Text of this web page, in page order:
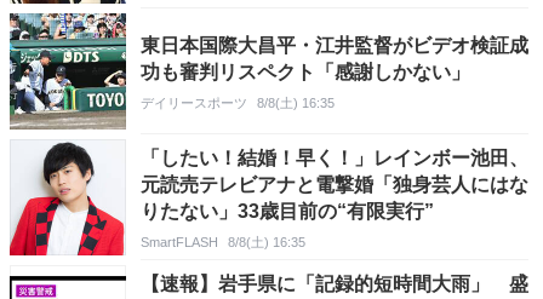
東日本国際大昌平・江井監督がビデオ検証成
功も審判リスペクト「感謝しかない」
デイリースポーツ 8/8(土) 16:35
「したい！結婚！早く！」レインボー池田、
元読売テレビアナと電撃婚「独身芸人にはな
りたない」33歳目前の“有限実行”
SmartFLASH 8/8(土) 16:35
【速報】岩手県に「記録的短時間大雨」 盛